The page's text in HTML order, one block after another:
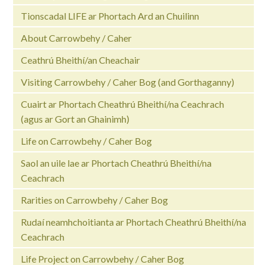
Tionscadal LIFE ar Phortach Ard an Chuilinn
About Carrowbehy / Caher
Ceathrú Bheithí/an Cheachair
Visiting Carrowbehy / Caher Bog (and Gorthaganny)
Cuairt ar Phortach Cheathrú Bheithí/na Ceachrach
(agus ar Gort an Ghainimh)
Life on Carrowbehy / Caher Bog
Saol an uile lae ar Phortach Cheathrú Bheithí/na
Ceachrach
Rarities on Carrowbehy / Caher Bog
Rudaí neamhchoitianta ar Phortach Cheathrú Bheithí/na
Ceachrach
Life Project on Carrowbehy / Caher Bog